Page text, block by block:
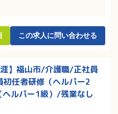
この求人に問い合わせる
】福山市/介護職/正社員
任者研修（ヘルパー2
ルパー1級）/残業なし